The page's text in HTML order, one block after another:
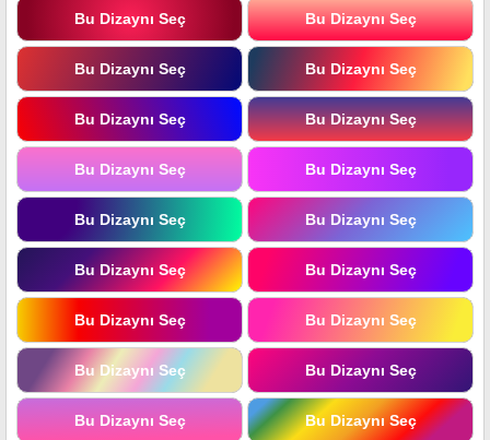
Bu Dizaynı Seç Bu Dizaynı Seç
Bu Dizaynı Seç Bu Dizaynı Seç
Bu Dizaynı Seç Bu Dizaynı Seç
Bu Dizaynı Seç Bu Dizaynı Seç
Bu Dizaynı Seç Bu Dizaynı Seç
Bu Dizaynı Seç Bu Dizaynı Seç
Bu Dizaynı Seç Bu Dizaynı Seç
Bu Dizaynı Seç Bu Dizaynı Seç
Bu Dizaynı Seç Bu Dizaynı Seç